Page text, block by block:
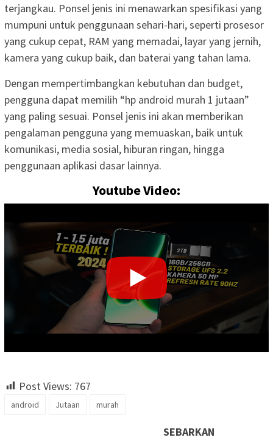
terjangkau. Ponsel jenis ini menawarkan spesifikasi yang
mumpuni untuk penggunaan sehari-hari, seperti prosesor
yang cukup cepat, RAM yang memadai, layar yang jernih,
kamera yang cukup baik, dan baterai yang tahan lama.
Dengan mempertimbangkan kebutuhan dan budget,
pengguna dapat memilih “hp android murah 1 jutaan”
yang paling sesuai. Ponsel jenis ini akan memberikan
pengalaman pengguna yang memuaskan, baik untuk
komunikasi, media sosial, hiburan ringan, hingga
penggunaan aplikasi dasar lainnya.
Youtube Video:
Post Views: 767
android Jutaan murah
SEBARKAN